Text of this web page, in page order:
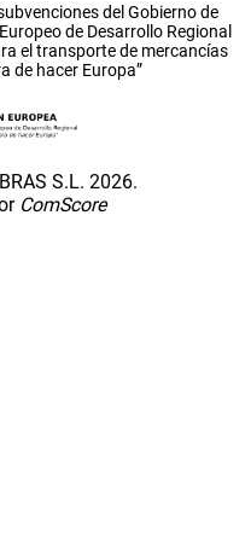
del Gobierno de
de Desarrollo Regional
el transporte de mercancías
de hacer Europa”
S.L. 2026.
ComScore